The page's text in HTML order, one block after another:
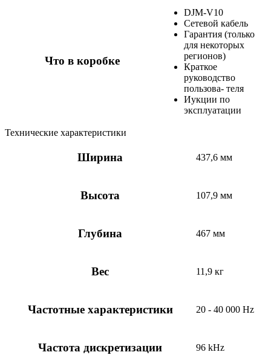
Что в коробке
DJM-V10
Сетевой кабель
Гарантия (только
для некоторых
регионов)
Краткое
руководство
пользова- теля
Иукции по
эксплуатации
Технические характеристики
Ширина 437,6 мм
Высота 107,9 мм
Глубина 467 мм
Вес 11,9 кг
Частотные характеристики 20 - 40 000 Hz
Частота дискретизации 96 kHz